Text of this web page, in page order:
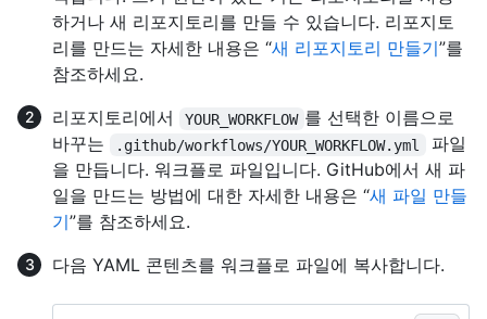
하거나 새 리포지토리를 만들 수 있습니다. 리포지토
리를 만드는 자세한 내용은 “새 리포지토리 만들기”를
참조하세요.
리포지토리에서
YOUR_WORKFLOW 를 선택한 이름으로
바꾸는
.github/workflows/YOUR_WORKFLOW.yml
파일
을 만듭니다. 워크플로 파일입니다. GitHub에서 새 파
일을 만드는 방법에 대한 자세한 내용은 “새 파일 만들
기”를 참조하세요.
다음 YAML 콘텐츠를 워크플로 파일에 복사합니다.